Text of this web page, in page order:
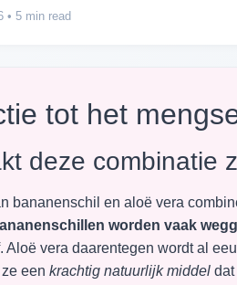
• 5 min read
tot het
deze combinatie
bananenschil en aloë vera
worden vaak
Aloë vera daarentegen wordt al
een krachtig natuurlijk middel